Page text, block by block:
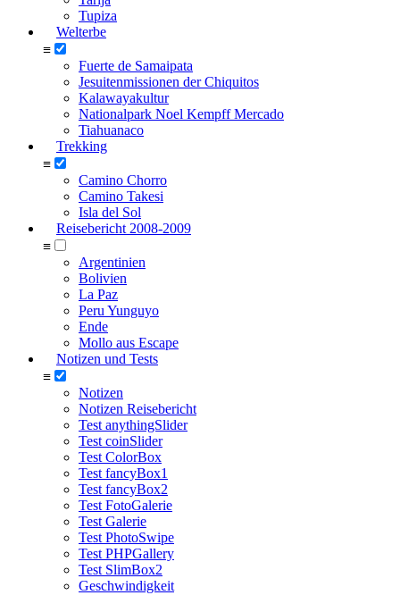
Tupiza
Welterbe
≡
Fuerte de Samaipata
Jesuitenmissionen der Chiquitos
Kalawayakultur
Nationalpark Noel Kempff Mercado
Tiahuanaco
Trekking
≡
Camino Chorro
Camino Takesi
Isla del Sol
Reisebericht 2008-2009
≡
Argentinien
Bolivien
La Paz
Peru Yunguyo
Ende
Mollo aus Escape
Notizen und Tests
≡
Notizen
Notizen Reisebericht
Test anythingSlider
Test coinSlider
Test ColorBox
Test fancyBox1
Test fancyBox2
Test FotoGalerie
Test Galerie
Test PhotoSwipe
Test PHPGallery
Test SlimBox2
Geschwindigkeit